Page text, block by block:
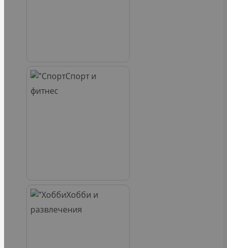
Спорт и
фитнес
Хобби и
развлечения